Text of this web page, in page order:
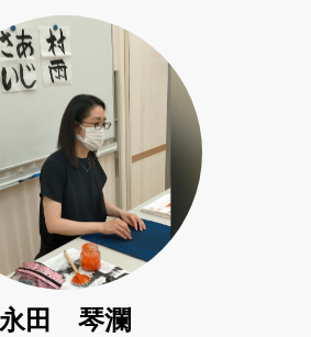
永田 琴瀾